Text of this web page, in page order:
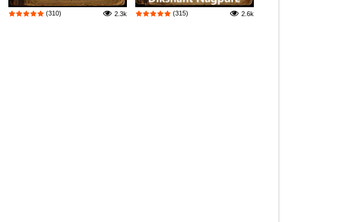
(310) 2.3k (315) 2.6k